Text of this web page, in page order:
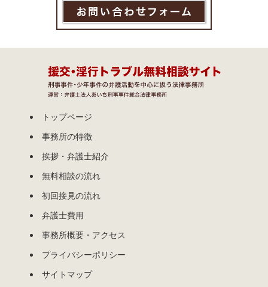
トップページ
事務所の特徴
挨拶・弁護士紹介
無料相談の流れ
初回接見の流れ
弁護士費用
事務所概要・アクセス
プライバシーポリシー
サイトマップ